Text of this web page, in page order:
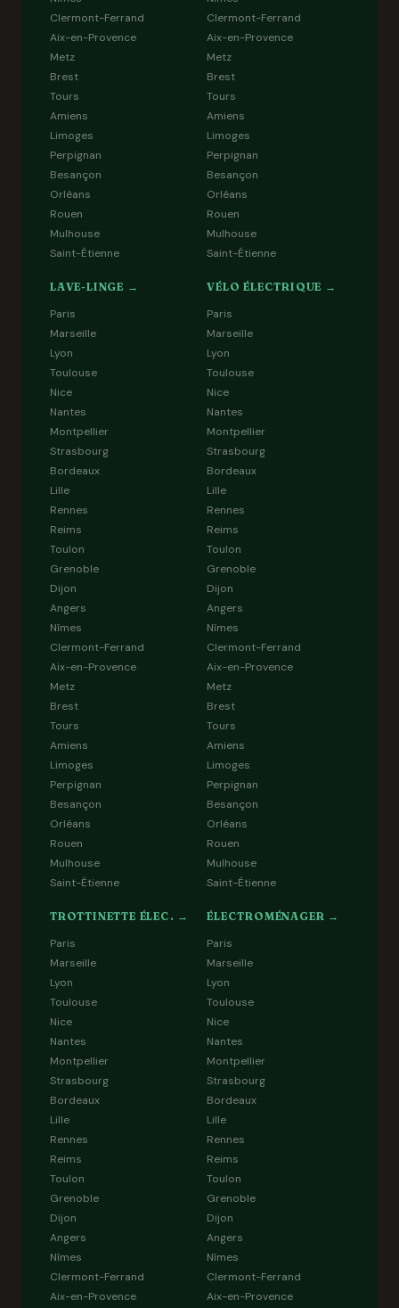
Clermont-Ferrand
Aix-en-Provence
Metz
Brest
Tours
Amiens
Limoges
Perpignan
Besançon
Orléans
Rouen
Mulhouse
Saint-Étienne
Clermont-Ferrand
Aix-en-Provence
Metz
Brest
Tours
Amiens
Limoges
Perpignan
Besançon
Orléans
Rouen
Mulhouse
Saint-Étienne
LAVE-LINGE →
Paris
Marseille
Lyon
Toulouse
Nice
Nantes
Montpellier
Strasbourg
Bordeaux
Lille
Rennes
Reims
Toulon
Grenoble
Dijon
Angers
Nîmes
Clermont-Ferrand
Aix-en-Provence
Metz
Brest
Tours
Amiens
Limoges
Perpignan
Besançon
Orléans
Rouen
Mulhouse
Saint-Étienne
VÉLO ÉLECTRIQUE →
Paris
Marseille
Lyon
Toulouse
Nice
Nantes
Montpellier
Strasbourg
Bordeaux
Lille
Rennes
Reims
Toulon
Grenoble
Dijon
Angers
Nîmes
Clermont-Ferrand
Aix-en-Provence
Metz
Brest
Tours
Amiens
Limoges
Perpignan
Besançon
Orléans
Rouen
Mulhouse
Saint-Étienne
TROTTINETTE ÉLEC. →
Paris
Marseille
Lyon
Toulouse
Nice
Nantes
Montpellier
Strasbourg
Bordeaux
Lille
Rennes
Reims
Toulon
Grenoble
Dijon
Angers
Nîmes
Clermont-Ferrand
Aix-en-Provence
ÉLECTROMÉNAGER →
Paris
Marseille
Lyon
Toulouse
Nice
Nantes
Montpellier
Strasbourg
Bordeaux
Lille
Rennes
Reims
Toulon
Grenoble
Dijon
Angers
Nîmes
Clermont-Ferrand
Aix-en-Provence